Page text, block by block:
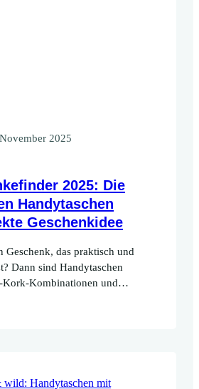
2025
2025: Die
Handytaschen
Geschenkidee
Geschenk, das praktisch und
Dann sind Handytaschen
Kork-Kombinationen und
Handyhüllen genau das
ideale Geschenke sind